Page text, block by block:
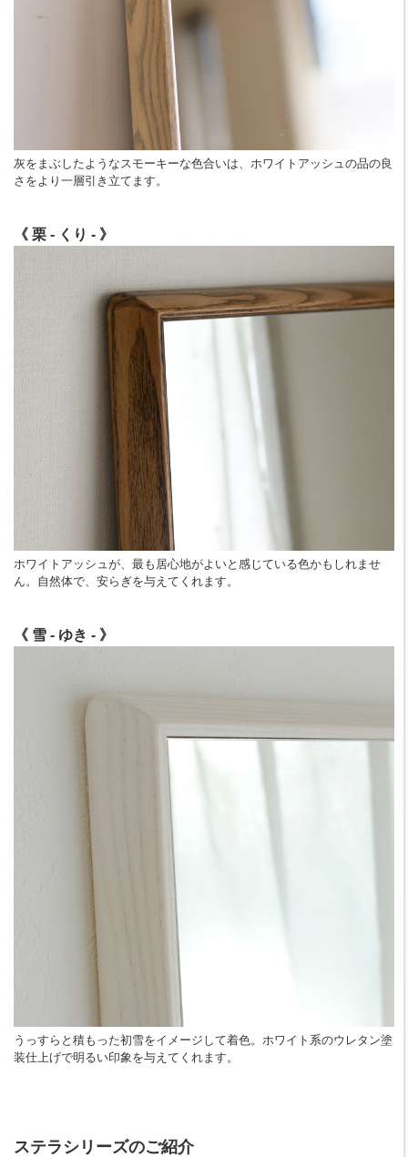
灰をまぶしたようなスモーキーな色合いは、ホワイトアッシュの品の良
さをより一層引き立てます。
《 栗 - くり - 》
ホワイトアッシュが、最も居心地がよいと感じている色かもしれませ
ん。自然体で、安らぎを与えてくれます。
《 雪 - ゆき - 》
うっすらと積もった初雪をイメージして着色。ホワイト系のウレタン塗
装仕上げで明るい印象を与えてくれます。
ステラシリーズのご紹介